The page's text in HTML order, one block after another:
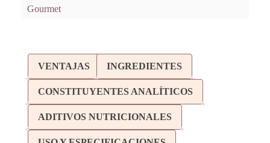
Gourmet
VENTAJAS INGREDIENTES
CONSTITUYENTES ANALÍTICOS
ADITIVOS NUTRICIONALES